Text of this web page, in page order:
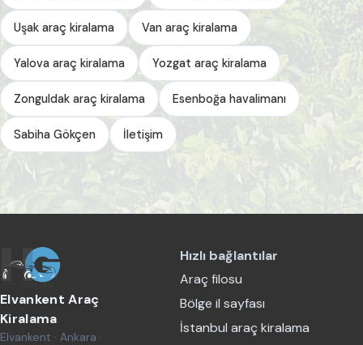
Uşak araç kiralama Van araç kiralama
Yalova araç kiralama Yozgat araç kiralama
Zonguldak araç kiralama Esenboğa havalimanı
Sabiha Gökçen İletişim
Elvankent Araç
Kiralama
Elvankent · Ankara ·
Hızlı bağlantılar
Araç filosu
Bölge il sayfası
İstanbul araç kiralama